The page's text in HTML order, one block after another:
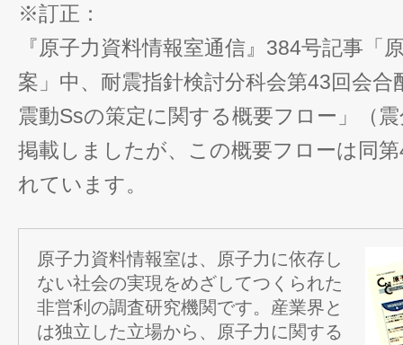
※訂正：
『原子力資料情報室通信』384号記事「
案」中、耐震指針検討分科会第43回会
震動Ssの策定に関する概要フロー」（
掲載しましたが、この概要フローは同
れています。
原子力資料情報室は、原子力に依存し
ない社会の実現をめざしてつくられた
非営利の調査研究機関です。産業界と
は独立した立場から、原子力に関する